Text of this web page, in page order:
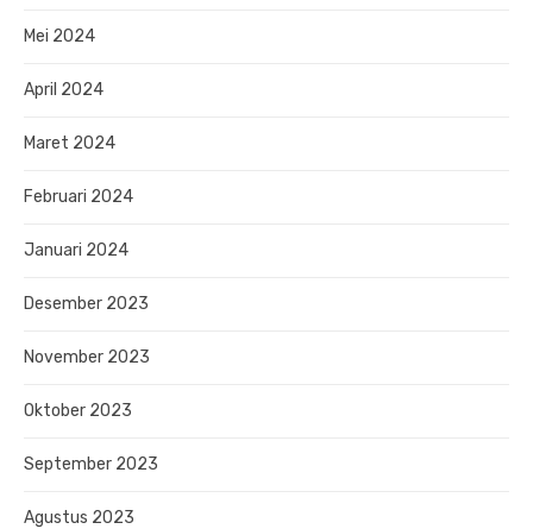
Mei 2024
April 2024
Maret 2024
Februari 2024
Januari 2024
Desember 2023
November 2023
Oktober 2023
September 2023
Agustus 2023